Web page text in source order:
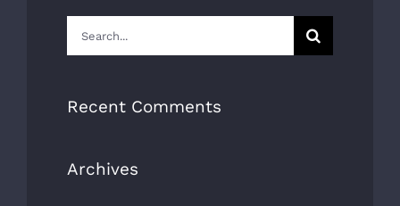
Search
for:
Recent Comments
Archives